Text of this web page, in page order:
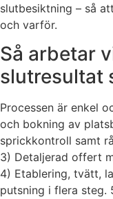
slutbesiktning – så
och varför.
Så arbetar
slutresultat
Processen är enkel
och bokning av
sprickkontroll samt
3) Detaljerad offert
4) Etablering, tvätt,
putsning i flera steg.